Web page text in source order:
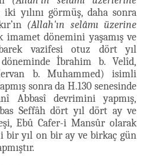
yılını görmüş, daha sonra
(Allah'ın selâmı üzerine
imamet dönemini yaşamış ve
vazifesi otuz dört yıl
İbrahim b. Velîd,
b. Muhammed) isimli
sonra da H.130 senesinde
Abbasî devrimini yapmış,
Seffâh dört yıl dört ay ve
Ebû Cafer-i Mansûr olarak
yıl on bir ay ve birkaç gün